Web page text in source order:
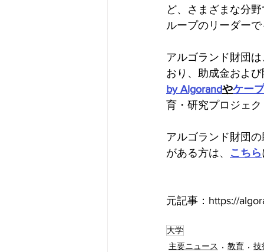
ど、さまざまな分
ループのリーダーで
アルゴランド財団
おり、助成金およ
by Algorandやケー
育・研究プロジェク
アルゴランド財団
がある方は、 こちら
元記事：https://
大学
主要ニュース
教育 技